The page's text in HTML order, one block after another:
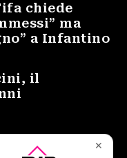
chiede
ma
a Infantino
il
✕